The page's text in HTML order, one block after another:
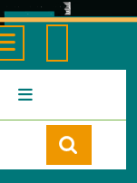
Button